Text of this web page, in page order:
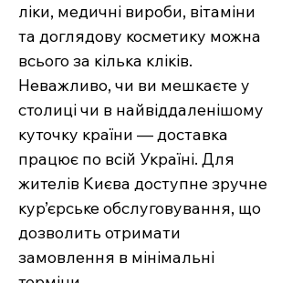
ліки, медичні вироби, вітаміни
та доглядову косметику можна
всього за кілька кліків.
Неважливо, чи ви мешкаєте у
столиці чи в найвіддаленішому
куточку країни — доставка
працює по всій Україні. Для
жителів Києва доступне зручне
кур’єрське обслуговування, що
дозволить отримати
замовлення в мінімальні